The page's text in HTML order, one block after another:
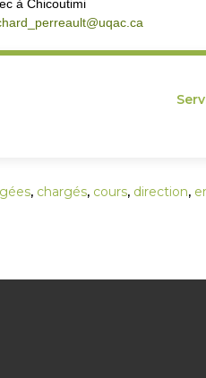
à Chicoutimi
, chargés, cours, direction,